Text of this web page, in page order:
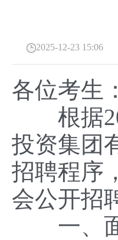
2025-12-23 15:06
各位考生：
根据
投资集团
招聘程序
会公开招
一、面